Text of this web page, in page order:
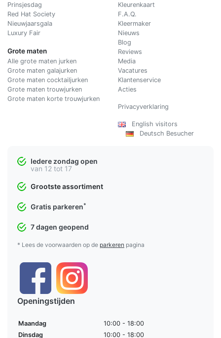
Prinsjesdag
Red Hat Society
Nieuwjaarsgala
Luxury Fair
Grote maten
Alle grote maten jurken
Grote maten galajurken
Grote maten cocktailjurken
Grote maten trouwjurken
Grote maten korte trouwjurken
Kleurenkaart
F.A.Q.
Kleermaker
Nieuws
Blog
Reviews
Media
Vacatures
Klantenservice
Acties
Privacyverklaring
English visitors
Deutsch Besucher
Iedere zondag open
van 12 tot 17
Grootste assortiment
Gratis parkeren*
7 dagen geopend
* Lees de voorwaarden op de parkeren pagina
Openingstijden
Maandag
10:00 - 18:00
Dinsdag
10:00 - 18:00